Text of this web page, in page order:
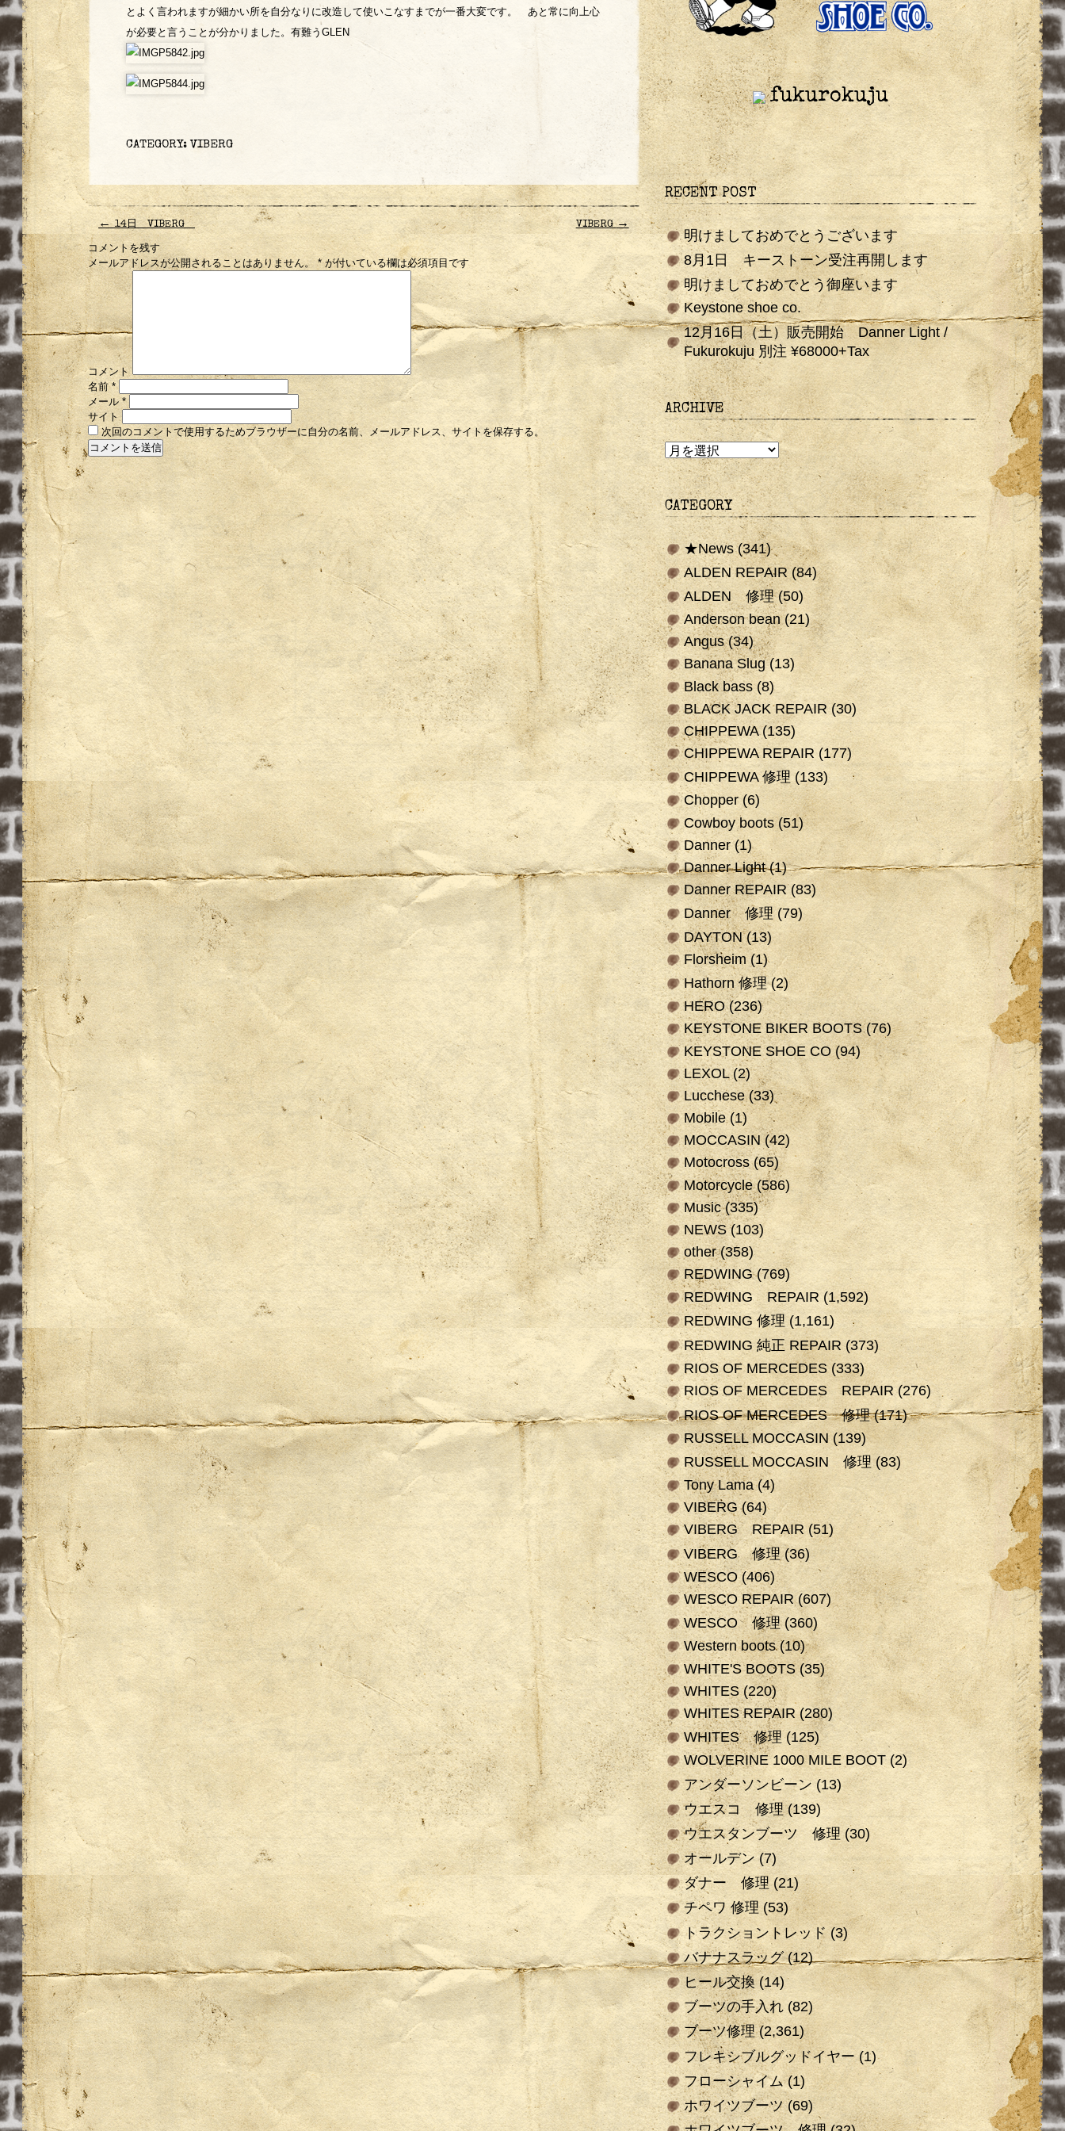
とよく言われますが細かい所を自分なりに改造して使いこなすまでが一番大変です。 あと常に向上心
が必要と言うことが分かりました。有難うGLEN
CATEGORY:VIBERG
← 14日 VIBERG VIBERG→
コメントを残す
メールアドレスが公開されることはありません。 *が付いている欄は必須項目です
コメント
名前*
メール *
サイト
次回のコメントで使用するためブラウザーに自分の名前、メールアドレス、サイトを保存する。
fukurokuju
RECENT POST
明けましておめでとうございます
8月1日 キーストーン受注再開します
明けましておめでとう御座います
Keystone shoe co.
12月16日（土）販売開始 Danner Light /
Fukurokuju 別注 ¥68000+Tax
ARCHIVE
ARCHIVE
CATEGORY
★News(341)
ALDEN REPAIR(84)
ALDEN 修理(50)
Anderson bean(21)
Angus(34)
Banana Slug(13)
Black bass(8)
BLACK JACK REPAIR(30)
CHIPPEWA(135)
CHIPPEWA REPAIR (177)
CHIPPEWA 修理(133)
Chopper(6)
Cowboy boots(51)
Danner(1)
Danner Light(1)
Danner REPAIR(83)
Danner 修理(79)
DAYTON(13)
Florsheim(1)
Hathorn 修理(2)
HERO(236)
KEYSTONE BIKER BOOTS(76)
KEYSTONE SHOE CO(94)
LEXOL(2)
Lucchese(33)
Mobile(1)
MOCCASIN(42)
Motocross(65)
Motorcycle(586)
Music(335)
NEWS(103)
other(358)
REDWING(769)
REDWING REPAIR (1,592)
REDWING 修理(1,161)
REDWING 純正 REPAIR (373)
RIOS OF MERCEDES(333)
RIOS OF MERCEDES REPAIR(276)
RIOS OF MERCEDES 修理(171)
RUSSELL MOCCASIN(139)
RUSSELL MOCCASIN 修理(83)
Tony Lama(4)
VIBERG(64)
VIBERG REPAIR(51)
VIBERG 修理(36)
WESCO(406)
WESCO REPAIR(607)
WESCO 修理(360)
Western boots(10)
WHITE'S BOOTS(35)
WHITES(220)
WHITES REPAIR(280)
WHITES 修理 (125)
WOLVERINE 1000 MILE BOOT(2)
アンダーソンビーン(13)
ウエスコ 修理(139)
ウエスタンブーツ 修理 (30)
オールデン(7)
ダナー 修理(21)
チペワ 修理 (53)
トラクショントレッド(3)
バナナスラッグ(12)
ヒール交換 (14)
ブーツの手入れ(82)
ブーツ修理(2,361)
フレキシブルグッドイヤー(1)
フローシャイム(1)
ホワイツブーツ(69)